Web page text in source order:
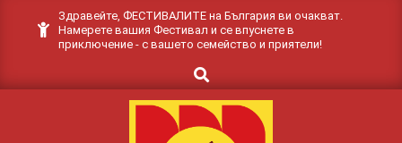
Здравейте, ФЕСТИВАЛИТЕ на България ви очакват.
Намерете вашия Фестивал и се впуснете в
приключение - с вашето семейство и приятели!
Search